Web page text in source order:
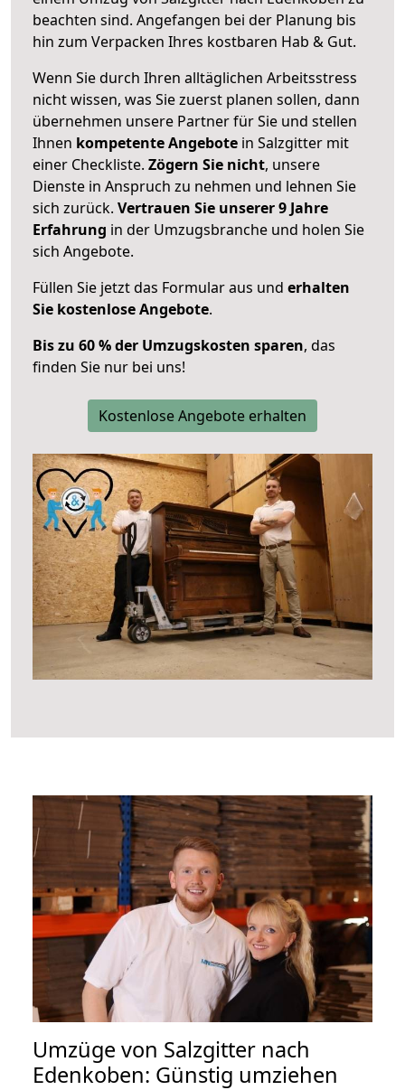
beachten sind. Angefangen bei der Planung bis
hin zum Verpacken Ihres kostbaren Hab & Gut.
Wenn Sie durch Ihren alltäglichen Arbeitsstress
nicht wissen, was Sie zuerst planen sollen, dann
übernehmen unsere Partner für Sie und stellen
Ihnen kompetente Angebote in Salzgitter mit
einer Checkliste. Zögern Sie nicht, unsere
Dienste in Anspruch zu nehmen und lehnen Sie
sich zurück. Vertrauen Sie unserer 9 Jahre
Erfahrung in der Umzugsbranche und holen Sie
sich Angebote.
Füllen Sie jetzt das Formular aus und erhalten
Sie kostenlose Angebote.
Bis zu 60 % der Umzugskosten sparen, das
finden Sie nur bei uns!
Kostenlose Angebote erhalten
Umzüge von Salzgitter nach
Edenkoben: Günstig umziehen